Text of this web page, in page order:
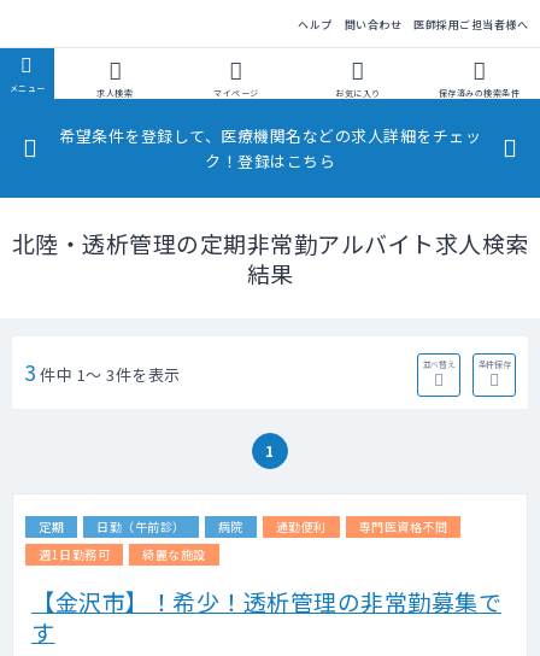
ヘルプ 問い合わせ 医師採用ご担当者様へ
求人検索 マイページ お気に入り 保存済みの検索条件
希望条件を登録して、医療機関名などの求人詳細をチェッ
ク！登録はこちら
北陸・透析管理の定期非常勤アルバイト求人検索
結果
3 件中 1～ 3件を表示 並べ替え 条件保存
1
定期 日勤（午前診） 病院 通勤便利
専門医資格不問
週1日勤務可
綺麗な施設
【金沢市】！希少！透析管理の非常勤募集で
す